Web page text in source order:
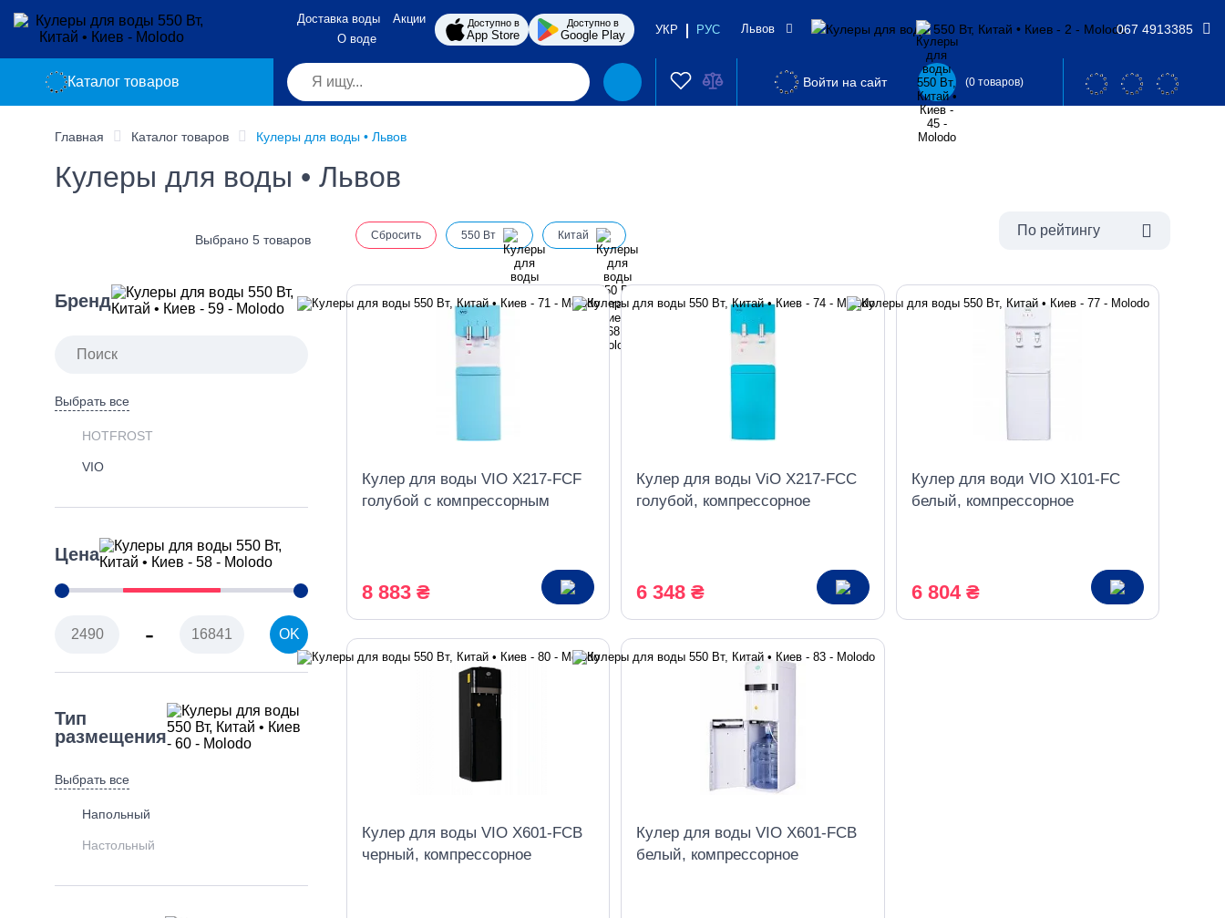
Доставка воды
Акции
О воде
Доступно в
App Store
Доступно в
Google Play УКР РУС Львов 067 4913385
Каталог товаров Войти на сайт (0 товаров)
Главная Каталог товаров Кулеры для воды • Львов
Кулеры для воды • Львов
Цена
- OK
Бренд
Выбрать все
HOTFROST
VIO
Тип
размещения
Выбрать все
Напольный
Настольный
По рейтингу
Выбрано 5 товаров Сбросить 550 Вт Китай
Кулер для воды VIO Х217-FCF
голубой с компрессорным
8 883 ₴
Кулер для воды ViO X217-FCC
голубой, компрессорное
6 348 ₴
Кулер для води VIO X101-FC
белый, компрессорное
6 804 ₴
Кулер для воды VIO X601-FCB
черный, компрессорное
Кулер для воды VIO X601-FCB
белый, компрессорное